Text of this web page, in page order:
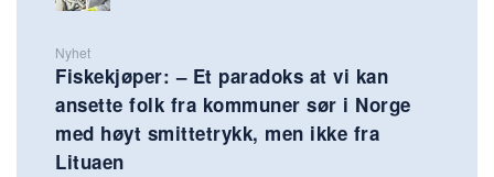
Nyhet
Fiskekjøper: – Et paradoks at vi kan
ansette folk fra kommuner sør i Norge
med høyt smittetrykk, men ikke fra
Lituaen